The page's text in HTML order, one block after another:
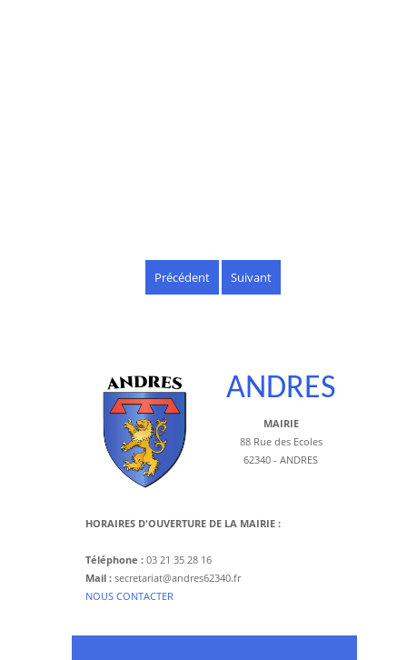
Précédent Suivant
ANDRES
MAIRIE
88 Rue des Ecoles
62340 - ANDRES
HORAIRES D'OUVERTURE DE LA MAIRIE :
Téléphone : 03 21 35 28 16
Mail : secretariat@andres62340.fr
​NOUS CONTACTER